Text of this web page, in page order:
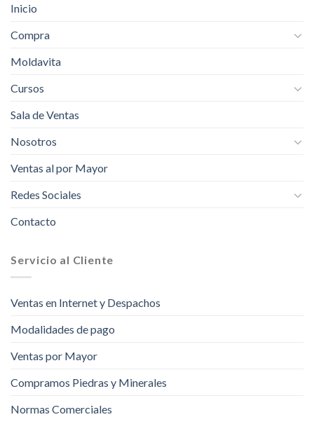
Inicio
Compra
Moldavita
Cursos
Sala de Ventas
Nosotros
Ventas al por Mayor
Redes Sociales
Contacto
Servicio al Cliente
Ventas en Internet y Despachos
Modalidades de pago
Ventas por Mayor
Compramos Piedras y Minerales
Normas Comerciales